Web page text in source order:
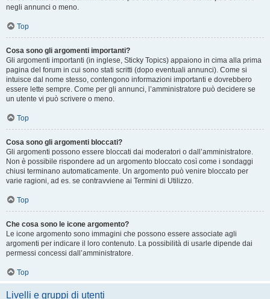
negli annunci o meno.
Top
Cosa sono gli argomenti importanti?
Gli argomenti importanti (in inglese, Sticky Topics) appaiono in cima alla prima
pagina del forum in cui sono stati scritti (dopo eventuali annunci). Come si
intuisce dal nome stesso, contengono informazioni importanti e dovrebbero
essere lette sempre. Come per gli annunci, l’amministratore può decidere se
un utente vi può scrivere o meno.
Top
Cosa sono gli argomenti bloccati?
Gli argomenti possono essere bloccati dai moderatori o dall’amministratore.
Non è possibile rispondere ad un argomento bloccato così come i sondaggi
chiusi terminano automaticamente. Un argomento può venire bloccato per
varie ragioni, ad es. se contravviene ai Termini di Utilizzo.
Top
Che cosa sono le icone argomento?
Le icone argomento sono immagini che possono essere associate agli
argomenti per indicare il loro contenuto. La possibilità di usarle dipende dai
permessi concessi dall’amministratore.
Top
Livelli e gruppi di utenti